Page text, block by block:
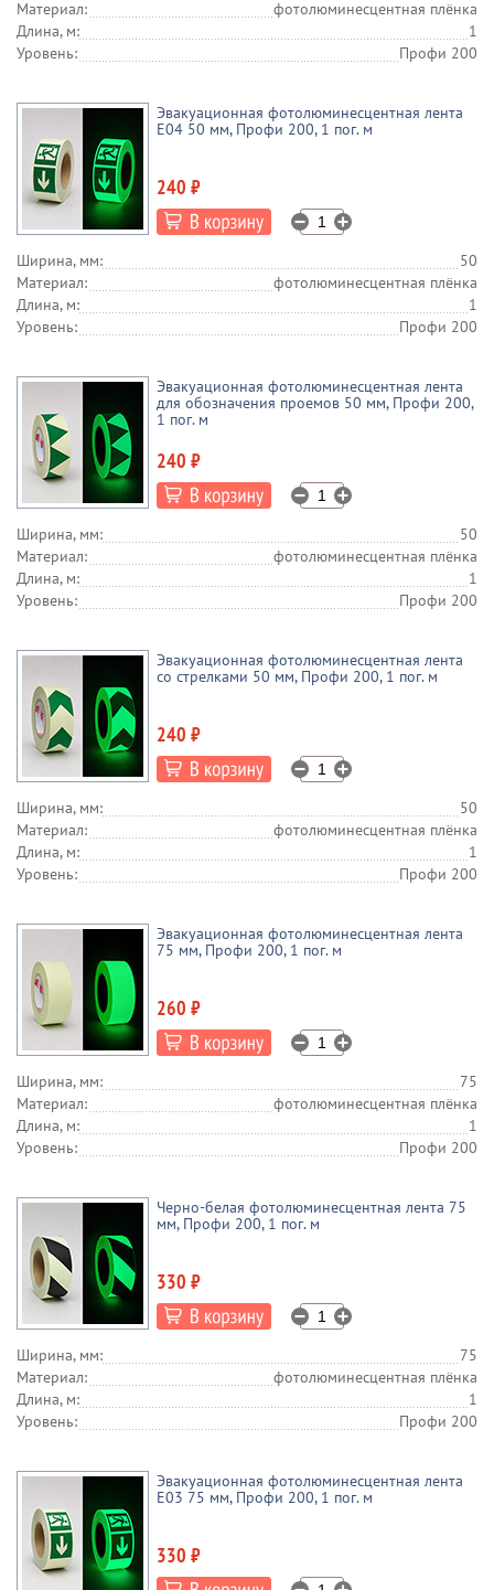
Материал:
фотолюминесцентная плёнка
Длина, м:
1
Уровень:
Профи 200
Эвакуационная фотолюминесцентная лента
E04 50 мм, Профи 200, 1 пог. м
240 ₽
Ширина, мм:
50
Материал:
фотолюминесцентная плёнка
Длина, м:
1
Уровень:
Профи 200
Эвакуационная фотолюминесцентная лента
для обозначения проемов 50 мм, Профи 200,
1 пог. м
240 ₽
Ширина, мм:
50
Материал:
фотолюминесцентная плёнка
Длина, м:
1
Уровень:
Профи 200
Эвакуационная фотолюминесцентная лента
со стрелками 50 мм, Профи 200, 1 пог. м
240 ₽
Ширина, мм:
50
Материал:
фотолюминесцентная плёнка
Длина, м:
1
Уровень:
Профи 200
Эвакуационная фотолюминесцентная лента
75 мм, Профи 200, 1 пог. м
260 ₽
Ширина, мм:
75
Материал:
фотолюминесцентная плёнка
Длина, м:
1
Уровень:
Профи 200
Черно-белая фотолюминесцентная лента 75
мм, Профи 200, 1 пог. м
330 ₽
Ширина, мм:
75
Материал:
фотолюминесцентная плёнка
Длина, м:
1
Уровень:
Профи 200
Эвакуационная фотолюминесцентная лента
E03 75 мм, Профи 200, 1 пог. м
330 ₽